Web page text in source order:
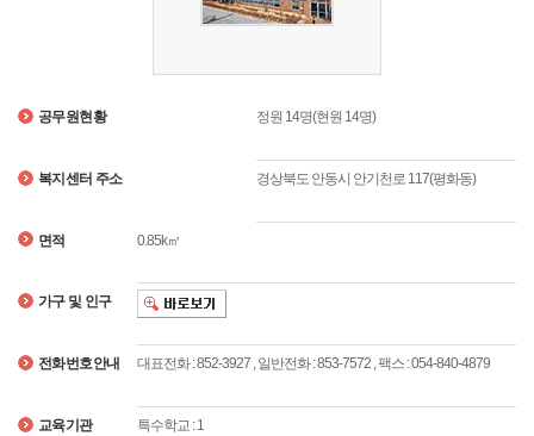
공무원현황
복지센터 주소
면적
가구 및 인구
전화번호안내
교육기관
정원 14명(현원 14명)
경상북도 안동시 안기천로 117(평화동)
0.85k㎡
대표전화 : 852-3927 , 일반전화 : 853-7572 , 팩스 : 054-840-4879
특수학교 : 1